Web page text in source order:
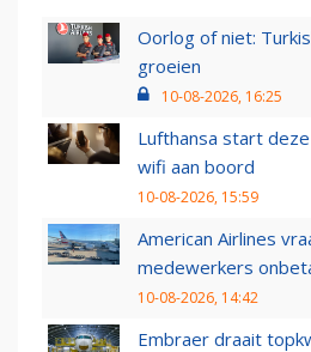
Oorlog of niet:
groeien
10-08-2026, 16:25
Lufthansa start
wifi aan boord
10-08-2026, 15:59
American Airlines
medewerkers
10-08-2026, 14:42
Embraer draait